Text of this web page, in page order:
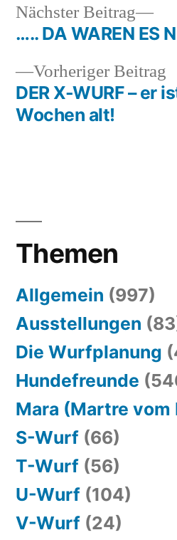
Vorheriger Beitrag
DER X-WURF – er
Wochen alt!
Nächster Beitrag
….. DA WAREN ES
Themen
Allgemein (997)
Ausstellungen
Die Wurfplanung
Hundefreunde
Mara (Martre vom
S-Wurf (66)
T-Wurf (56)
U-Wurf (104)
V-Wurf (24)